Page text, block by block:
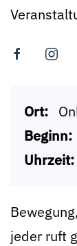
Ort:
Beginn:
Uhrzeit:
jeder ruft